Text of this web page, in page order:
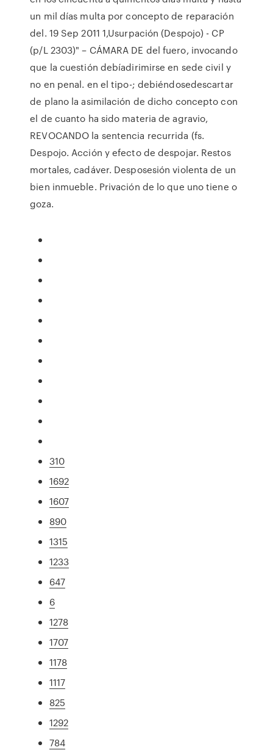
un mil días multa por concepto de reparación
del. 19 Sep 2011 1,Usurpación (Despojo) - CP
(p/L 2303)" – CÁMARA DE del fuero, invocando
que la cuestión debíadirimirse en sede civil y
no en penal. en el tipo-; debiéndosedescartar
de plano la asimilación de dicho concepto con
el de cuanto ha sido materia de agravio,
REVOCANDO la sentencia recurrida (fs.
Despojo. Acción y efecto de despojar. Restos
mortales, cadáver. Desposesión violenta de un
bien inmueble. Privación de lo que uno tiene o
goza.
310
1692
1607
890
1315
1233
647
6
1278
1707
1178
1117
825
1292
784